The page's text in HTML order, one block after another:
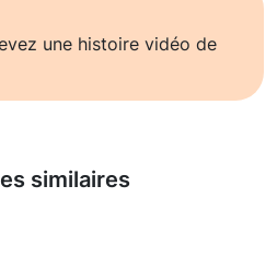
une histoire vidéo de
similaires
plus